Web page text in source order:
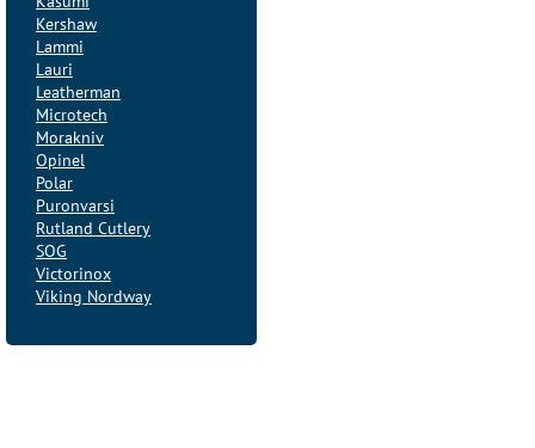
Kershaw
Lammi
Lauri
Leatherman
Microtech
Morakniv
Opinel
Polar
Puronvarsi
Rutland Cutlery
SOG
Victorinox
Viking Nordway